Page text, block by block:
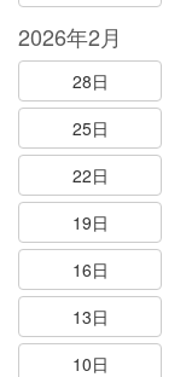
2026年2月
28日
25日
22日
19日
16日
13日
10日